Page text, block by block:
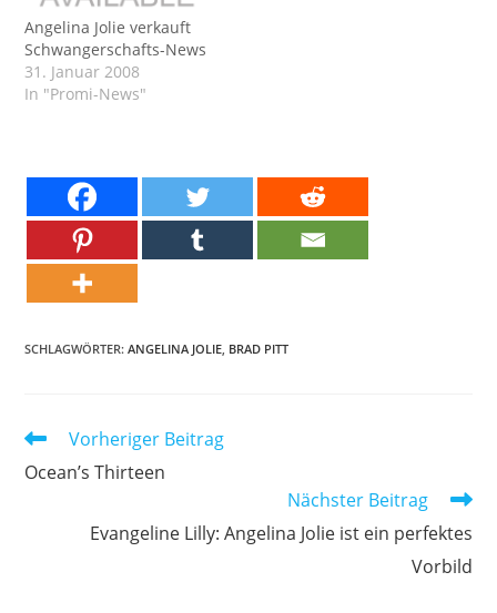
Angelina Jolie verkauft
Schwangerschafts-News
31. Januar 2008
In "Promi-News"
SCHLAGWÖRTER:ANGELINA JOLIE, BRAD PITT
Weitere
ansehen
Vorheriger Beitrag
Ocean’s Thirteen
Nächster Beitrag
Evangeline Lilly: Angelina Jolie ist ein perfektes
Vorbild